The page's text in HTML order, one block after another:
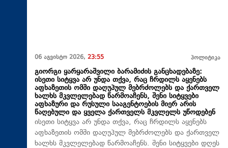
06 აგვისტო 2026, 23:55 პოლიტიკა
გიორგი ყარყარაშვილი ბარამიძის განცხადებაზე:
ისეთი სიტყვა არ უნდა თქვა, რაც ჩრდილს აყენებს
აფხაზეთის ომში დაღუპულ მებრძოლებს და ქართველ
ხალხს მკვლელებად წარმოაჩენს, შენი სიტყვები
აფხაზური და რუსული სააგენტოების მიერ არის
წაღებული და ყველა ქართველს მკვლელს უწოდებენ
ისეთი სიტყვა არ უნდა თქვა, რაც ჩრდილს აყენებს
აფხაზეთის ომში დაღუპულ მებრძოლებს და ქართველ
ხალხს მკვლელებად წარმოაჩენს. შენი სიტყვები დღეს